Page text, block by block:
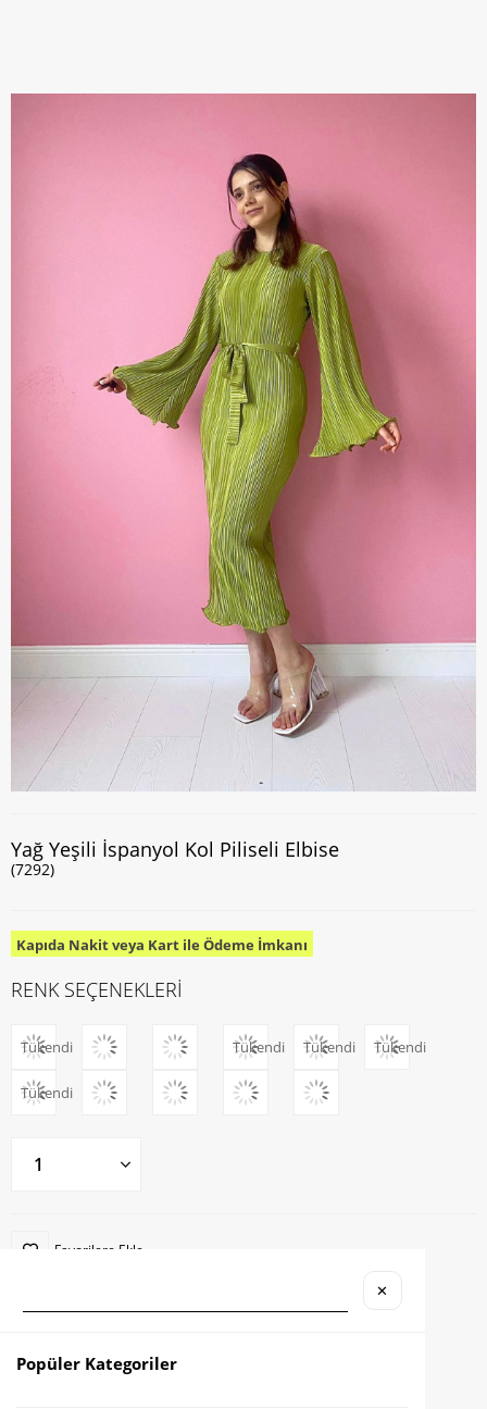
Yağ Yeşili İspanyol Kol Piliseli Elbise
(7292)
Kapıda Nakit veya Kart ile Ödeme İmkanı
RENK SEÇENEKLERİ
Tükendi Tükendi Tükendi Tükendi
Tükendi
Favorilere Ekle
Gelince Haber Ver
✕
Popüler Kategoriler